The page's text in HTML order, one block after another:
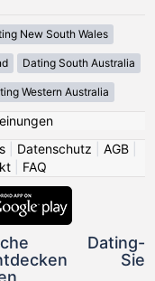
New South Wales
Dating South Australia
Western Australia
Datenschutz AGB
FAQ
Dating-
Sie